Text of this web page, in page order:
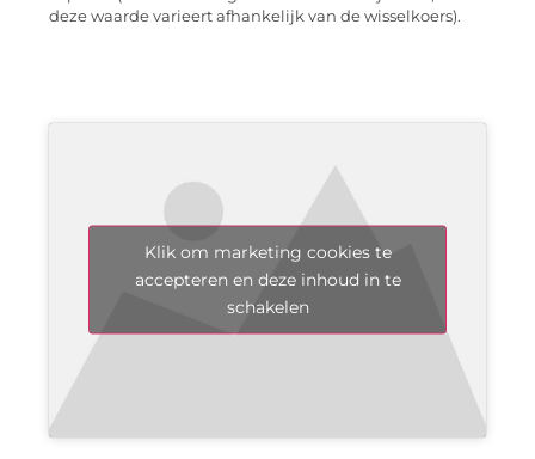
deze waarde varieert afhankelijk van de wisselkoers).
Klik om marketing cookies te
accepteren en deze inhoud in te
schakelen